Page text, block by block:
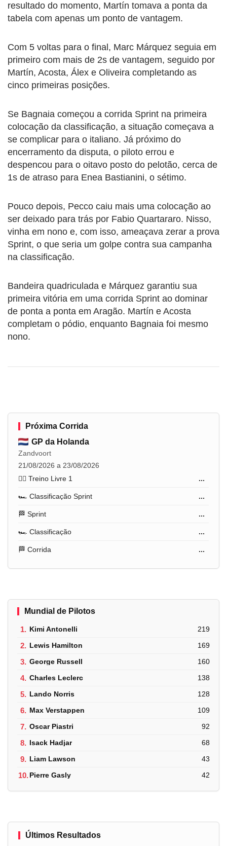
resultado do momento, Martín tomava a ponta da
tabela com apenas um ponto de vantagem.
Com 5 voltas para o final, Marc Márquez seguia em
primeiro com mais de 2s de vantagem, seguido por
Martín, Acosta, Álex e Oliveira completando as
cinco primeiras posições.
Se Bagnaia começou a corrida Sprint na primeira
colocação da classificação, a situação começava a
se complicar para o italiano. Já próximo do
encerramento da disputa, o piloto errou e
despencou para o oitavo posto do pelotão, cerca de
1s de atraso para Enea Bastianini, o sétimo.
Pouco depois, Pecco caiu mais uma colocação ao
ser deixado para trás por Fabio Quartararo. Nisso,
vinha em nono e, com isso, ameaçava zerar a prova
Sprint, o que seria um golpe contra sua campanha
na classificação.
Bandeira quadriculada e Márquez garantiu sua
primeira vitória em uma corrida Sprint ao dominar
de ponta a ponta em Aragão. Martín e Acosta
completam o pódio, enquanto Bagnaia foi mesmo
nono.
Próxima Corrida
GP da Holanda
Zandvoort
21/08/2026 a 23/08/2026
🏋️‍♂️ Treino Livre 1
...
🏎️ Classificação Sprint ...
🏁 Sprint ...
🏎️ Classificação ...
🏁 Corrida ...
Mundial de Pilotos
1. Kimi Antonelli 219
2. Lewis Hamilton 169
3. George Russell 160
4. Charles Leclerc 138
5. Lando Norris 128
6. Max Verstappen 109
7. Oscar Piastri 92
8. Isack Hadjar 68
9. Liam Lawson 43
10.Pierre Gasly 42
Últimos Resultados